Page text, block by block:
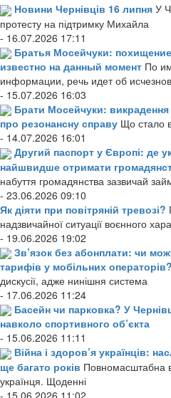
Новини Чернівців 16 липня У
протесту на підтримку Михайла
- 16.07.2026 17:11
Братья Мосейчуки:
известно на данный момент По
информации, речь идет об
- 15.07.2026 16:03
Брати Мосейчуки:
про резонансну справу Що стало
- 14.07.2026 16:01
Другий паспорт у Європі: де
найшвидше отримати
набуття громадянства зазвичай
- 23.06.2026 09:10
Як діяти при повітряній тревозі?
надзвичайної ситуації воєнного
- 19.06.2026 19:02
Зв’язок без абонплати: чи
тарифів у мобільних операторів?
дискусії, адже нинішня система
- 17.06.2026 11:24
Басейн чи парковка? У
навколо спортивного об’єкта
- 15.06.2026 11:11
Війна і здоров’я українців:
ще багато років Повномасштабна
українця. Щоденні
- 15.06.2026 11:02